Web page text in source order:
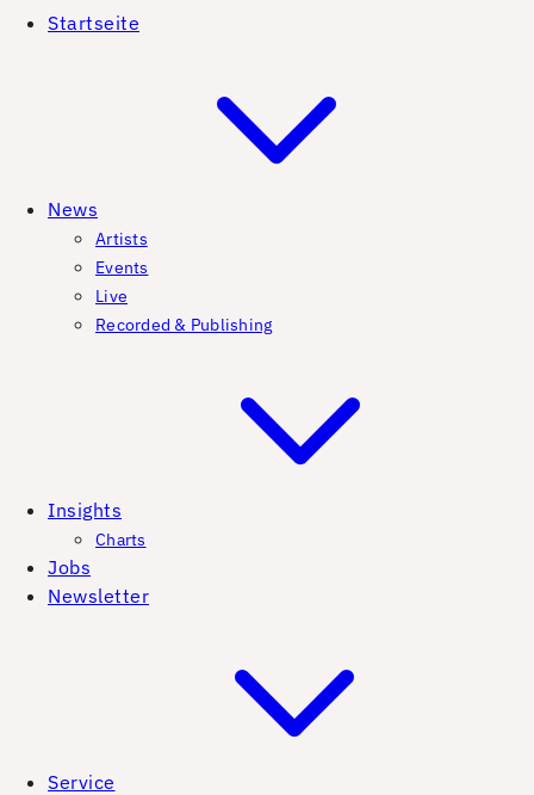
Startseite
News
Artists
Events
Live
Recorded & Publishing
Insights
Charts
Jobs
Newsletter
Service